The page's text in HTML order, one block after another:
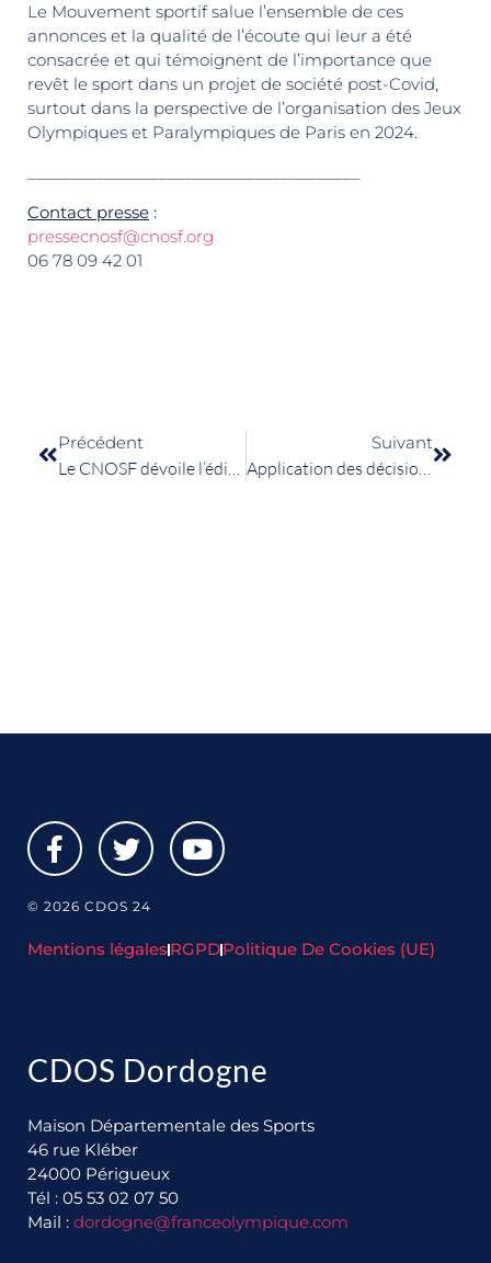
Le Mouvement sportif salue l’ensemble de ces
annonces et la qualité de l’écoute qui leur a été
consacrée et qui témoignent de l’importance que
revêt le sport dans un projet de société post-Covid,
surtout dans la perspective de l’organisation des Jeux
Olympiques et Paralympiques de Paris en 2024.
Contact presse :
pressecnosf@cnosf.org
06 78 09 42 01
Précédent
Le CNOSF dévoile l’édition 2020 du Médicosport-santé
Suivant
Application des décisions sanitaires pour le sport
© 2026 CDOS 24
Mentions légales RGPDPolitique De Cookies (UE)
CDOS Dordogne
Maison Départementale des Sports
46 rue Kléber
24000 Périgueux
Tél : 05 53 02 07 50
Mail : dordogne@franceolympique.com